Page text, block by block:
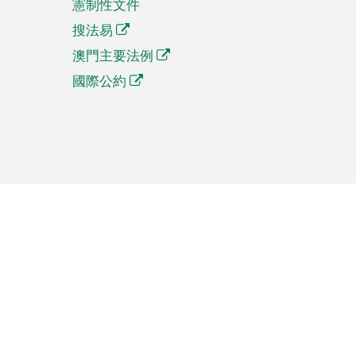
憲制性文件
搜法易
澳門主要法例
國際公約